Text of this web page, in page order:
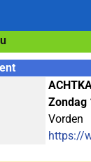
Zondag
Vorden
https://